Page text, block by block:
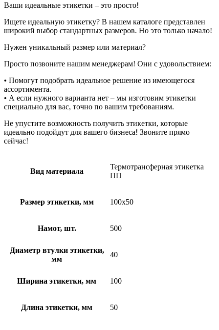
Ваши идеальные этикетки – это просто!
Ищете идеальную этикетку? В нашем каталоге представлен
широкий выбор стандартных размеров. Но это только начало!
Нужен уникальный размер или материал?
Просто позвоните нашим менеджерам! Они с удовольствием:
• Помогут подобрать идеальное решение из имеющегося
ассортимента.
• А если нужного варианта нет – мы изготовим этикетки
специально для вас, точно по вашим требованиям.
Не упустите возможность получить этикетки, которые
идеально подойдут для вашего бизнеса! Звоните прямо
сейчас!
Вид материала
Термотрансферная этикетка
ПП
Размер этикетки, мм 100х50
Намот, шт. 500
Диаметр втулки этикетки,
мм
40
Ширина этикетки, мм 100
Длина этикетки, мм 50